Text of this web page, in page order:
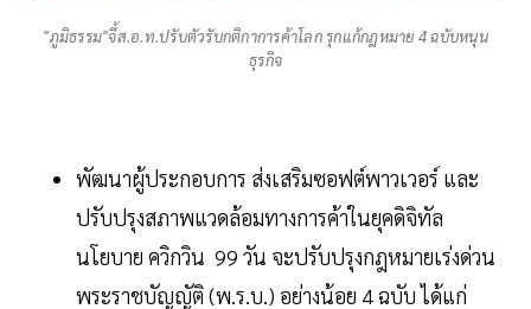
"ภูมิธรรม"จี้ส.อ.ท.ปรับตัวรับกติกาการค้าโลก รุกแก้กฎหมาย 4 ฉบับหนุน
ธุรกิจ
พัฒนาผู้ประกอบการ ส่งเสริมซอฟต์พาวเวอร์ และ
ปรับปรุงสภาพแวดล้อมทางการค้าในยุคดิจิทัล
นโยบาย ควิกวิน 99 วัน จะปรับปรุงกฎหมายเร่งด่วน
พระราชบัญญัติ (พ.ร.บ.) อย่างน้อย 4 ฉบับ ได้แก่